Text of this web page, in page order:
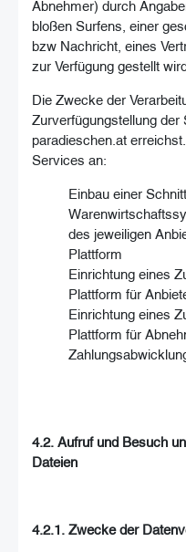
Abnehmer) durch
bloßen Surfens, einer
bzw Nachricht, eines
zur Verfügung gestellt
Die Zwecke der
Zurverfügungstellung der
paradieschen.at
Services an:
Einbau einer
des jeweiligen
Plattform
Einrichtung eines
Plattform für
Einrichtung eines
Plattform für
4.2. Aufruf und Besuch
Dateien
4.2.1. Zwecke der